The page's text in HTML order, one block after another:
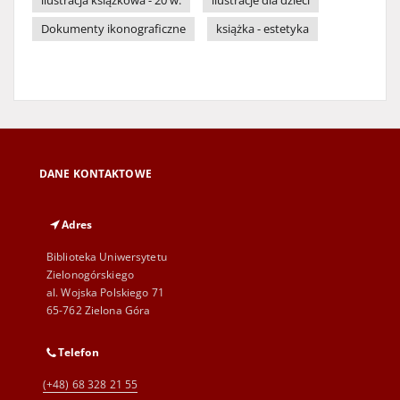
Dokumenty ikonograficzne
książka - estetyka
DANE KONTAKTOWE
Adres
Biblioteka Uniwersytetu
Zielonogórskiego
al. Wojska Polskiego 71
65-762 Zielona Góra
Telefon
(+48) 68 328 21 55